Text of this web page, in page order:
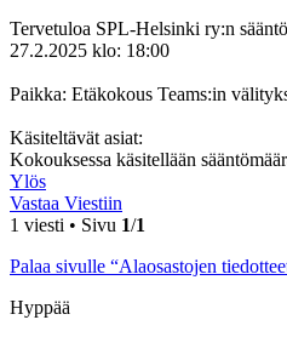
Tervetuloa SPL-Helsinki ry:n
27.2.2025 klo: 18:00
Paikka: Etäkokous Teams:in
Käsiteltävät asiat:
Kokouksessa käsitellään
Ylös
Vastaa Viestiin
1 viesti • Sivu 1/1
Palaa sivulle “Alaosastojen
Hyppää